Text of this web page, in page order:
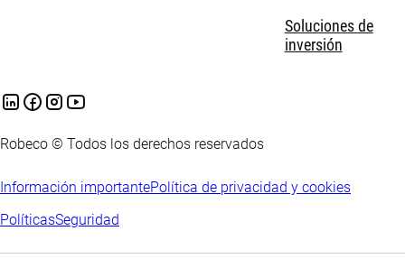
Soluciones de
inversión
Robeco © Todos los derechos reservados
Información importantePolítica de privacidad y cookies
PolíticasSeguridad